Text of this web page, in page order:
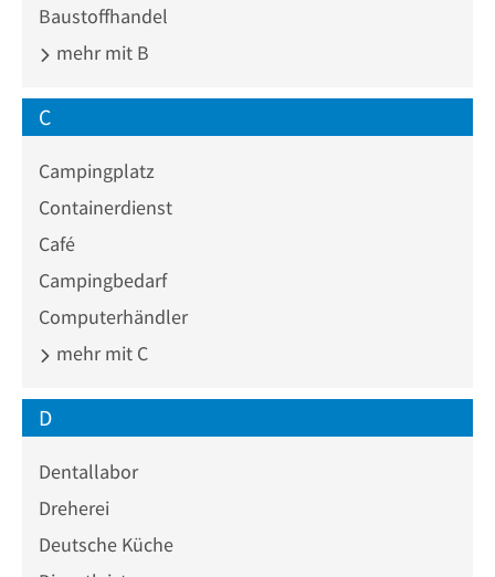
Baustoffhandel
mehr mit B
C
Campingplatz
Containerdienst
Café
Campingbedarf
Computerhändler
mehr mit C
D
Dentallabor
Dreherei
Deutsche Küche